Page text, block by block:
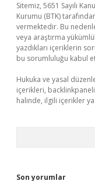
Sitemiz, 5651 Sayılı
Kurumu (BTK)
vermektedir. Bu
veya araştırma
yazdıkları içeriklerin
bu sorumluluğu kabul
Hukuka ve yasal
içerikleri,
halinde, ilgili içerikler
Son yorumlar